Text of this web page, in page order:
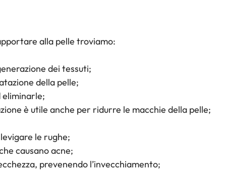
alla pelle troviamo:
dei tessuti;
della pelle;
eliminarle;
è utile anche per ridurre le macchie della pelle;
le rughe;
causano acne;
prevenendo l’invecchiamento;